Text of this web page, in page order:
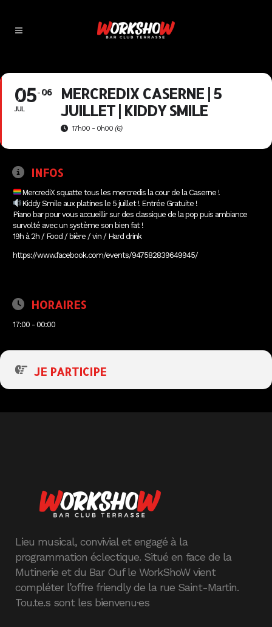
05
JUL
06
MERCREDIX CASERNE | 5
JUILLET | KIDDY SMILE
17h00 - 0h00 (6)
INFOS
MercrediX squatte tous les mercredis la cour de la Caserne !
Kiddy Smile aux platines le 5 juillet ! Entrée Gratuite !
Piano bar pour vous accueillir sur des classique de la pop puis ambiance
survolté avec un système son bien fat !
19h à 2h / Food / bière / vin / Hard drink
https://www.facebook.com/events/947582839649945/
HORAIRES
17:00 - 00:00
JE PARTICIPE
Lieu musical, convivial et engagé à la
programmation éclectique. Situé en face de la
Mutinerie et du Bar Ouf le WorkShoW vient
compléter l’offre friendly de la rue Saint-Martin.
Tou.te.s sont les bienvenu·es